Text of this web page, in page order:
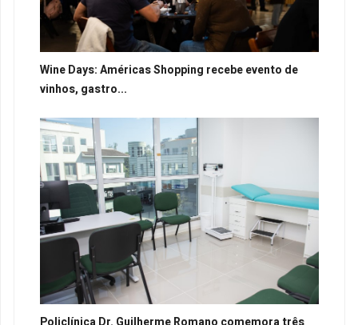
Wine Days: Américas Shopping recebe evento de
vinhos, gastro...